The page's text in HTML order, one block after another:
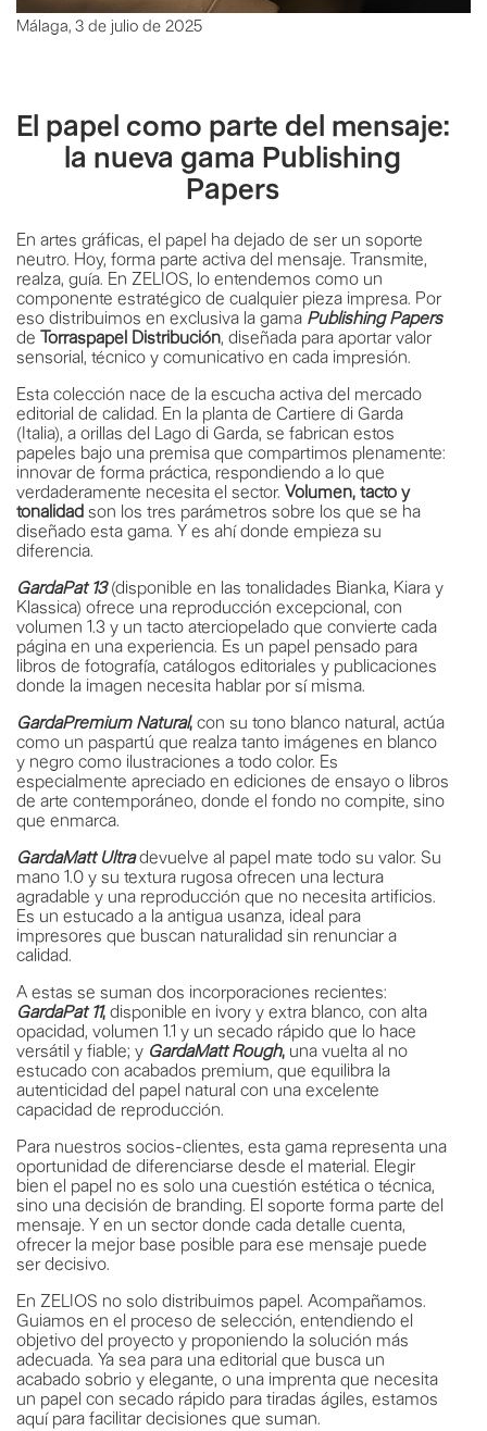
Málaga, 3 de julio de 2025
El papel como parte del mensaje:
la nueva gama Publishing
Papers
En artes gráficas, el papel ha dejado de ser un soporte
neutro. Hoy, forma parte activa del mensaje. Transmite,
realza, guía. En ZELIOS, lo entendemos como un
componente estratégico de cualquier pieza impresa. Por
eso distribuimos en exclusiva la gama Publishing Papers
de Torraspapel Distribución, diseñada para aportar valor
sensorial, técnico y comunicativo en cada impresión.
Esta colección nace de la escucha activa del mercado
editorial de calidad. En la planta de Cartiere di Garda
(Italia), a orillas del Lago di Garda, se fabrican estos
papeles bajo una premisa que compartimos plenamente:
innovar de forma práctica, respondiendo a lo que
verdaderamente necesita el sector. Volumen, tacto y
tonalidad son los tres parámetros sobre los que se ha
diseñado esta gama. Y es ahí donde empieza su
diferencia.
GardaPat 13 (disponible en las tonalidades Bianka, Kiara y
Klassica) ofrece una reproducción excepcional, con
volumen 1.3 y un tacto aterciopelado que convierte cada
página en una experiencia. Es un papel pensado para
libros de fotografía, catálogos editoriales y publicaciones
donde la imagen necesita hablar por sí misma.
GardaPremium Natural, con su tono blanco natural, actúa
como un paspartú que realza tanto imágenes en blanco
y negro como ilustraciones a todo color. Es
especialmente apreciado en ediciones de ensayo o libros
de arte contemporáneo, donde el fondo no compite, sino
que enmarca.
GardaMatt Ultradevuelve al papel mate todo su valor. Su
mano 1.0 y su textura rugosa ofrecen una lectura
agradable y una reproducción que no necesita artificios.
Es un estucado a la antigua usanza, ideal para
impresores que buscan naturalidad sin renunciar a
calidad.
A estas se suman dos incorporaciones recientes:
GardaPat 11, disponible en ivory y extra blanco, con alta
opacidad, volumen 1.1 y un secado rápido que lo hace
versátil y fiable; y GardaMatt Rough, una vuelta al no
estucado con acabados premium, que equilibra la
autenticidad del papel natural con una excelente
capacidad de reproducción.
Para nuestros socios-clientes, esta gama representa una
oportunidad de diferenciarse desde el material. Elegir
bien el papel no es solo una cuestión estética o técnica,
sino una decisión de branding. El soporte forma parte del
mensaje. Y en un sector donde cada detalle cuenta,
ofrecer la mejor base posible para ese mensaje puede
ser decisivo.
En ZELIOS no solo distribuimos papel. Acompañamos.
Guiamos en el proceso de selección, entendiendo el
objetivo del proyecto y proponiendo la solución más
adecuada. Ya sea para una editorial que busca un
acabado sobrio y elegante, o una imprenta que necesita
un papel con secado rápido para tiradas ágiles, estamos
aquí para facilitar decisiones que suman.